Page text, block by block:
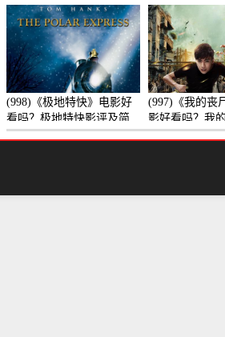
介
(998)《极地特快》电影好
看吗？极地特快影评及简
介
(997)《我的丧
影好看吗？我
影评及简介